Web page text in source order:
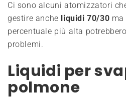
Ci sono alcuni atomizzatori
gestire anche liquidi 70/30 ma
percentuale più alta
problemi.
Liquidi per
polmone